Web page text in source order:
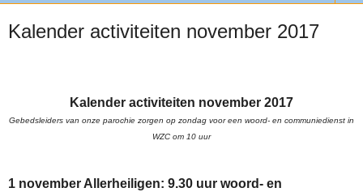
Kalender activiteiten november 2017
Kalender activiteiten november 2017
Gebedsleiders van onze parochie zorgen op zondag voor een woord- en communiedienst in
WZC om 10 uur
1 november Allerheiligen: 9.30 uur woord- en